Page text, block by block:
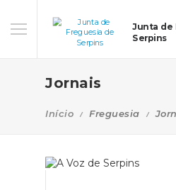
Junta de
Serpins
Jornais
Início Freguesia